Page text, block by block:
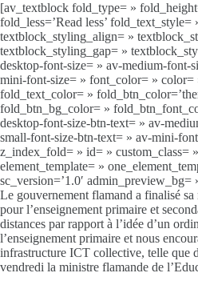
[av_textblock fold_type= »
fold_less=’Read less’
textblock_styling_align= »
textblock_styling_gap= »
desktop-font-size= » av-medium-font-
mini-font-size= » font_color= »
fold_text_color= »
fold_btn_bg_color= »
desktop-font-size-btn-text= » av-
small-font-size-btn-text= » av-mini-
z_index_fold= » id= » custom_class=
element_template= »
sc_version=’1.0′ admin_preview_bg=
Le gouvernement flamand a finalisé
pour l’enseignement primaire et
distances par rapport à l’idée d’un
l’enseignement primaire et nous
infrastructure ICT collective, telle que
vendredi la ministre flamande de